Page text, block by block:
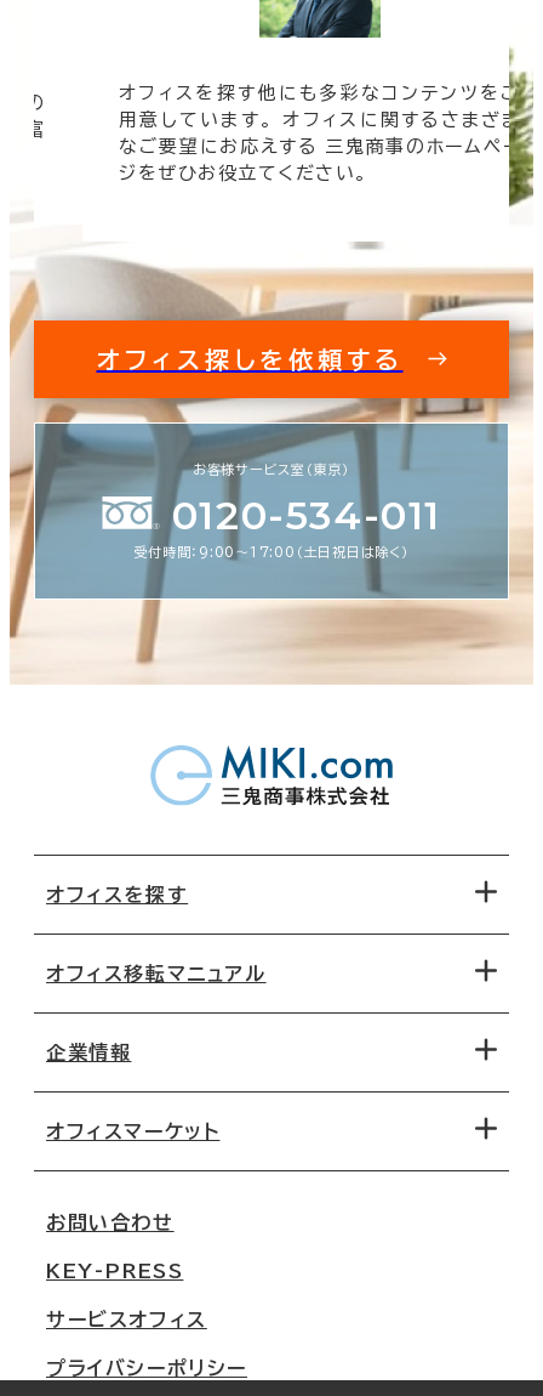
の
豊富
オフィスを探す他にも多彩なコンテンツをご
用意しています。 オフィスに関するさまざま
なご要望にお応えする 三鬼商事のホームペー
ジをぜひお役立てください。
オフィス探しを依頼する
お客様サービス室（東京）
0120-534-011
受付時間：9:00〜17:00（土日祝日は除く）
オフィスを探す
地図から探す
路線・駅から探す
オフィス移転マニュアル
移転コストシミュレーション
移転スケジュール
オフィス移転Q&A
企業情報
オフィスマーケット
大阪
名古屋
札幌
お問い合わせ
KEY-PRESS
サービスオフィス
プライバシーポリシー